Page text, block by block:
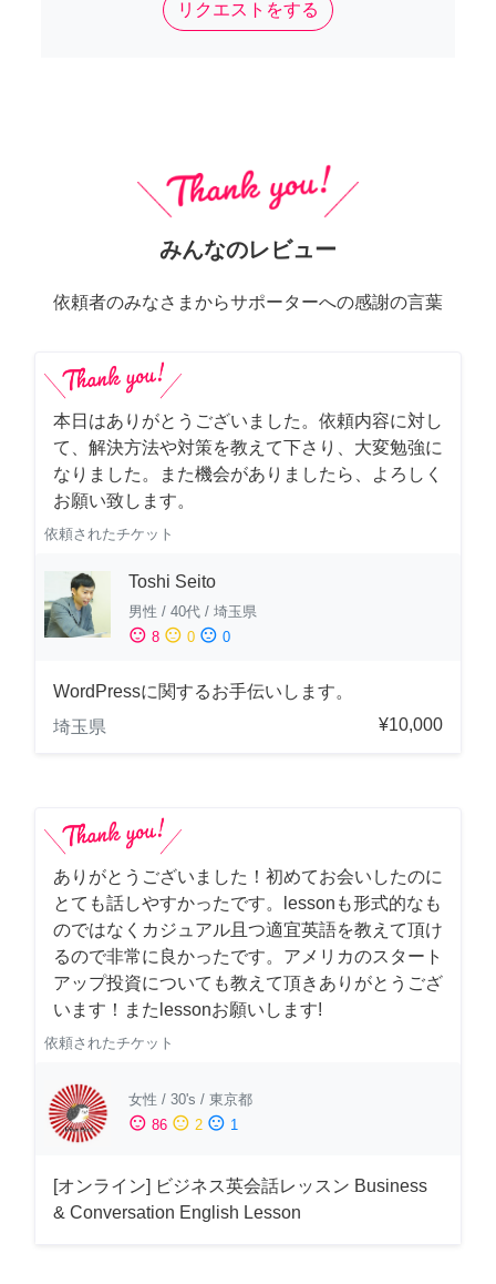
リクエストをする
みんなのレビュー
依頼者のみなさまからサポーターへの感謝の言葉
本日はありがとうございました。依頼内容に対し
て、解決方法や対策を教えて下さり、大変勉強に
なりました。また機会がありましたら、よろしく
お願い致します。
依頼されたチケット
Toshi Seito
男性 / 40代 / 埼玉県
sentiment_satisfied 8 sentiment_neutral 0 sentiment_dissatisfied 0
WordPressに関するお手伝いします。
埼玉県
¥10,000
ありがとうございました！初めてお会いしたのに
とても話しやすかったです。lessonも形式的なも
のではなくカジュアル且つ適宜英語を教えて頂け
るので非常に良かったです。アメリカのスタート
アップ投資についても教えて頂きありがとうござ
います！またlessonお願いします!
依頼されたチケット
女性 / 30's / 東京都
sentiment_satisfied 86 sentiment_neutral 2 sentiment_dissatisfied 1
[オンライン] ビジネス英会話レッスン Business
& Conversation English Lesson